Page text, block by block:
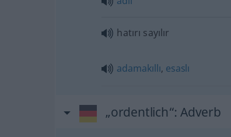
hatırı sayılır
adamakıllı, esaslı
„ordentlich“: Adverb